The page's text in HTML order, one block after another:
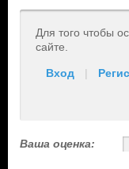
Для того чтобы
сайте.
Вход |
Ваша оценка: